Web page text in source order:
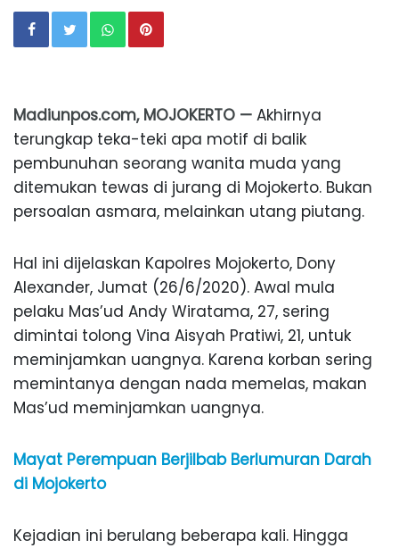
Madiunpos.com, MOJOKERTO — Akhirnya
terungkap teka-teki apa motif di balik
pembunuhan seorang wanita muda yang
ditemukan tewas di jurang di Mojokerto. Bukan
persoalan asmara, melainkan utang piutang.
Hal ini dijelaskan Kapolres Mojokerto, Dony
Alexander, Jumat (26/6/2020). Awal mula
pelaku Mas’ud Andy Wiratama, 27, sering
dimintai tolong Vina Aisyah Pratiwi, 21, untuk
meminjamkan uangnya. Karena korban sering
memintanya dengan nada memelas, makan
Mas’ud meminjamkan uangnya.
Mayat Perempuan Berjilbab Berlumuran Darah
di Mojokerto
Kejadian ini berulang beberapa kali. Hingga